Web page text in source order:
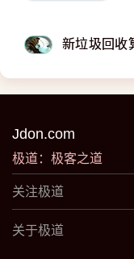
新垃圾回收
Jdon.com
极道：极客之道
关注极道
关于极道